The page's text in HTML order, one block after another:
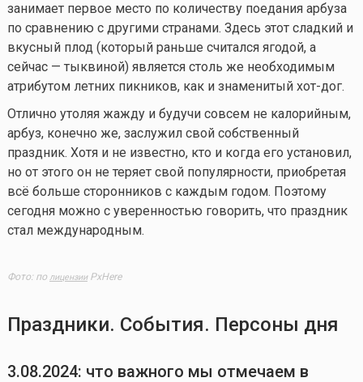
занимает первое место по количеству поедания арбуза
по сравнению с другими странами. Здесь этот сладкий и
вкусный плод (который раньше считался ягодой, а
сейчас — тыквиной) является столь же необходимым
атрибутом летних пикников, как и знаменитый хот-дог.
Отлично утоляя жажду и будучи совсем не калорийным,
арбуз, конечно же, заслужил свой собственный
праздник. Хотя и не известно, кто и когда его установил,
но от этого он не теряет свой популярности, приобретая
всё больше сторонников с каждым годом. Поэтому
сегодня можно с уверенностью говорить, что праздник
стал международным.
Фото: по лицензииPxHere
Праздники. События. Персоны дня
3.08.2024: что важного мы отмечаем в